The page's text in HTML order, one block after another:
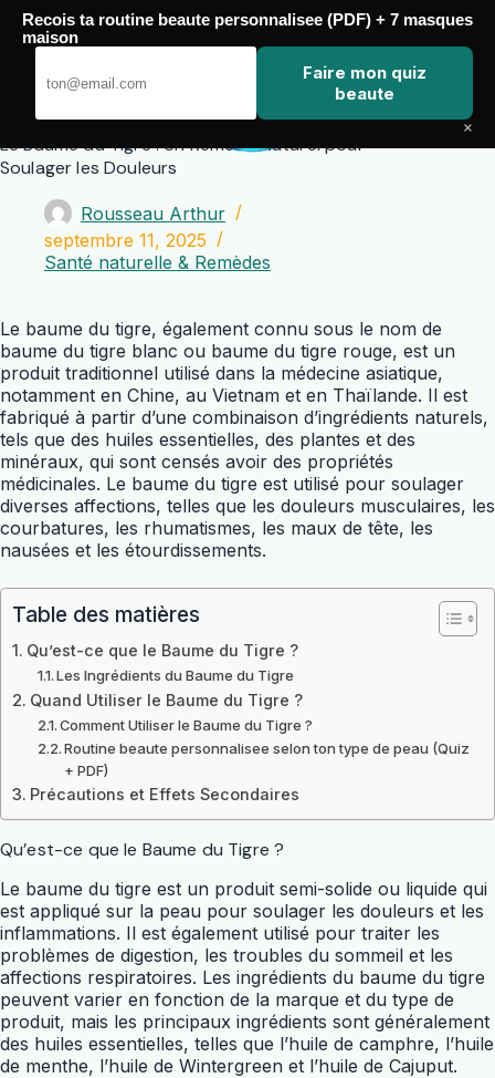
Passer
contenu
Le Baume du Tigre : Un Remède Naturel pour
Soulager les Douleurs
Rousseau Arthur
septembre 11, 2025
Santé naturelle & Remèdes
Le baume du tigre, également connu sous le nom de
baume du tigre blanc ou baume du tigre rouge, est un
produit traditionnel utilisé dans la médecine asiatique,
notamment en Chine, au Vietnam et en Thaïlande. Il est
fabriqué à partir d’une combinaison d’ingrédients naturels,
tels que des huiles essentielles, des plantes et des
minéraux, qui sont censés avoir des propriétés
médicinales. Le baume du tigre est utilisé pour soulager
diverses affections, telles que les douleurs musculaires, les
courbatures, les rhumatismes, les maux de tête, les
nausées et les étourdissements.
Table des matières
Qu’est-ce que le Baume du Tigre ?
Les Ingrédients du Baume du Tigre
Quand Utiliser le Baume du Tigre ?
Comment Utiliser le Baume du Tigre ?
Routine beaute personnalisee selon ton type de peau (Quiz
+ PDF)
Précautions et Effets Secondaires
Qu’est-ce que le Baume du Tigre ?
Le baume du tigre est un produit semi-solide ou liquide qui
est appliqué sur la peau pour soulager les douleurs et les
inflammations. Il est également utilisé pour traiter les
problèmes de digestion, les troubles du sommeil et les
affections respiratoires. Les ingrédients du baume du tigre
peuvent varier en fonction de la marque et du type de
produit, mais les principaux ingrédients sont généralement
des huiles essentielles, telles que l’huile de camphre, l’huile
de menthe, l’huile de Wintergreen et l’huile de Cajuput.
Recois ta routine beaute personnalisee (PDF) + 7 masques
maison
Faire mon quiz
beaute
×